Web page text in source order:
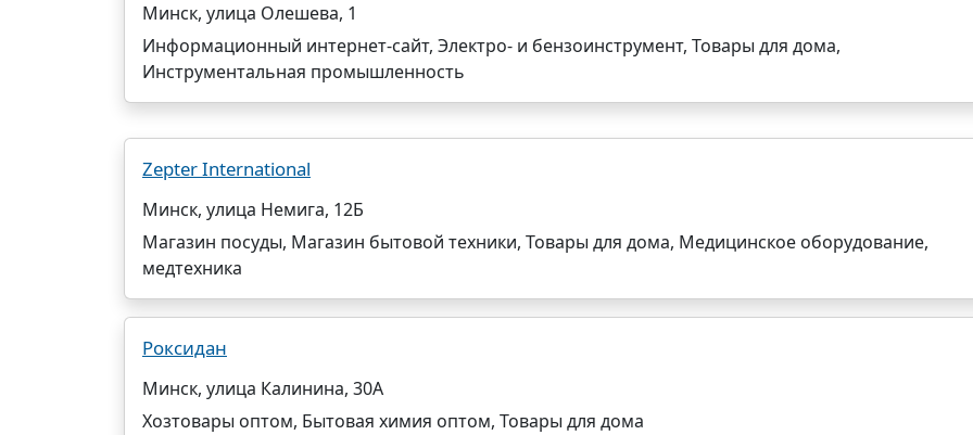
Минск, улица Олешева, 1
Информационный интернет-сайт, Электро- и бензоинструмент, Товары для дома,
Инструментальная промышленность
Zepter International
Минск, улица Немига, 12Б
Магазин посуды, Магазин бытовой техники, Товары для дома, Медицинское оборудование,
медтехника
Роксидан
Минск, улица Калинина, 30А
Хозтовары оптом, Бытовая химия оптом, Товары для дома